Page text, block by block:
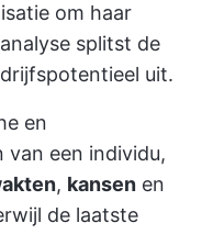
om haar
splitst de
uit.
en
van een individu,
, kansen en
de laatste